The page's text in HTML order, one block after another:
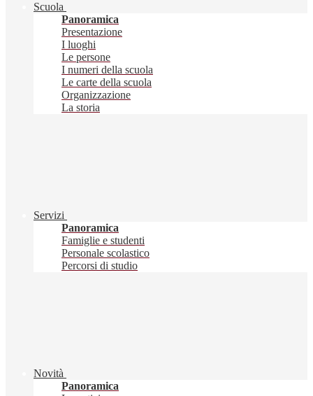
Scuola
Panoramica
Presentazione
I luoghi
Le persone
I numeri della scuola
Le carte della scuola
Organizzazione
La storia
Servizi
Panoramica
Famiglie e studenti
Personale scolastico
Percorsi di studio
Novità
Panoramica